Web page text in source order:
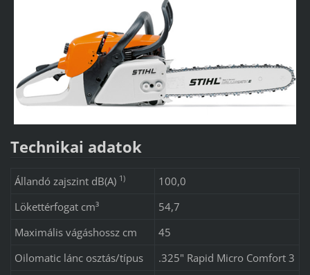
Technikai adatok
Állandó zajszint dB(A) 1)
100,0
Lökettérfogat cm³
54,7
Maximális vágáshossz cm
45
Oilomatic lánc osztás/típus
.325" Rapid Micro Comfort 3